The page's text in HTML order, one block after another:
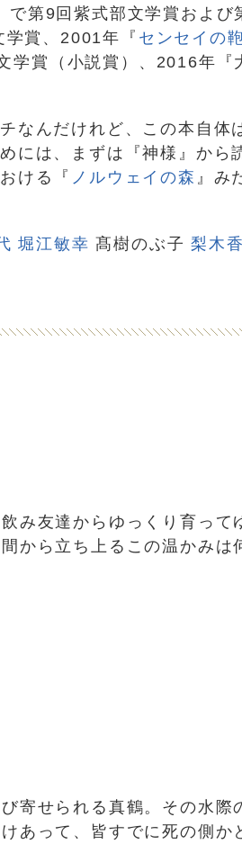
で第9回紫式部文学賞およ
学賞、2001年『 センセイの
賞（小説賞）、2016年
なんだけれど、この本自
には、まずは『神様』から
ける『 ノルウェイの森 』み
堀江敏幸 髙樹のぶ子梨木
み友達からゆっくり育っ
から立ち上るこの温かみ
寄せられる真鶴。その水
あって、皆すでに死の側